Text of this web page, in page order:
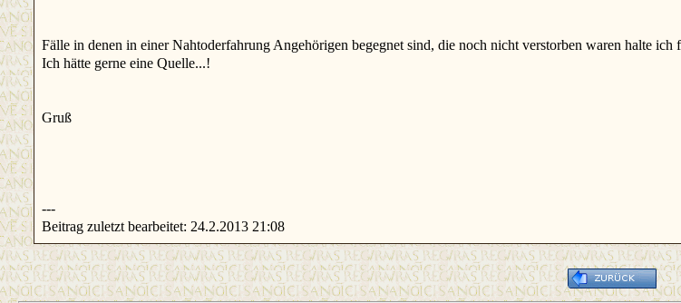
Fälle in denen in einer Nahtoderfahrung Angehörigen begegnet sind, die noch nicht verstorben waren halte
Ich hätte gerne eine Quelle...!
Gruß
---
Beitrag zuletzt bearbeitet: 24.2.2013 21:08